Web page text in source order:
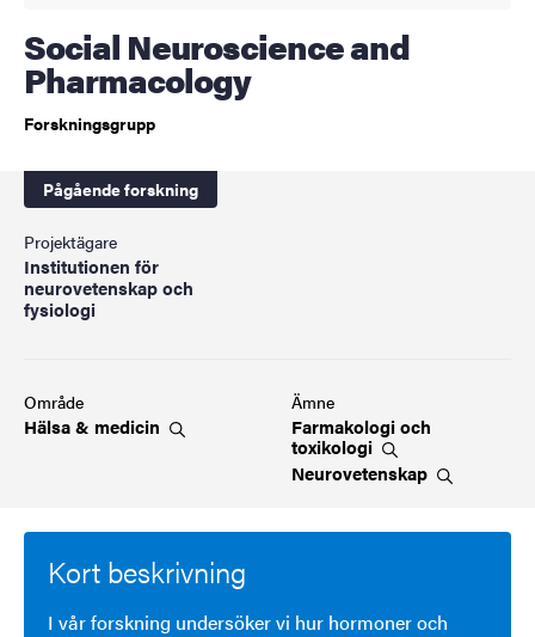
Social Neuroscience and
Pharmacology
Forskningsgrupp
Pågående forskning
Projektägare
Institutionen för
neurovetenskap och
fysiologi
Område
Hälsa & medicin
Ämne
Farmakologi och
toxikologi
Neurovetenskap
Kort beskrivning
I vår forskning undersöker vi hur hormoner och